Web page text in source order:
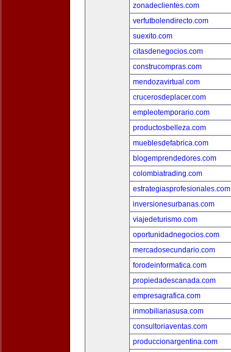
zonadeclientes.com
verfutbolendirecto.com
suexito.com
citasdenegocios.com
construcompras.com
mendozavirtual.com
crucerosdeplacer.com
empleotemporario.com
productosbelleza.com
mueblesdefabrica.com
blogemprendedores.com
colombiatrading.com
estrategiasprofesionales.com
inversionesurbanas.com
viajedeturismo.com
oportunidadnegocios.com
mercadosecundario.com
forodeinformatica.com
propiedadescanada.com
empresagrafica.com
inmobiliariasusa.com
consultoriaventas.com
produccionargentina.com